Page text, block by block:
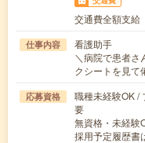
交通費全額支給
仕事内容
看護助手
＼病院で患者さ
クシートを見
応募資格
職種未経験OK /
要
無資格・未経
採用予定履歴書